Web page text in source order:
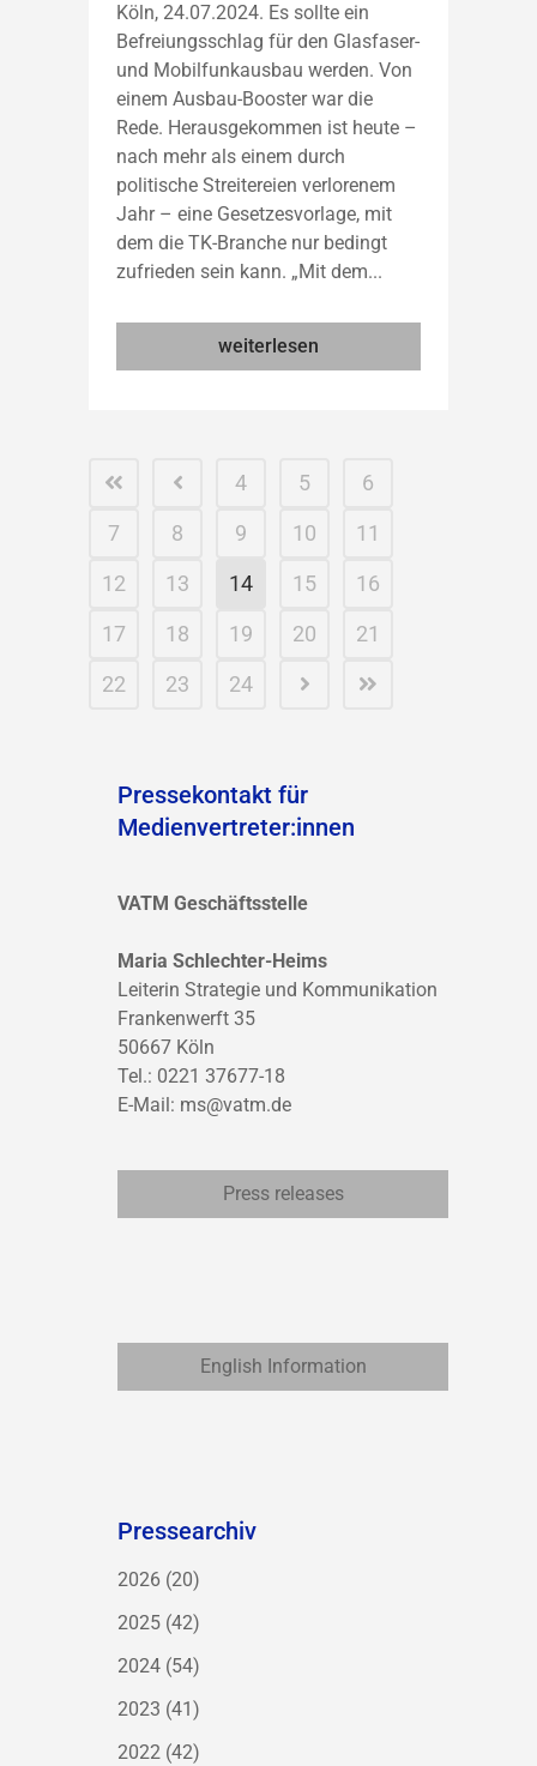
Köln, 24.07.2024. Es sollte ein
Befreiungsschlag für den Glasfaser-
und Mobilfunkausbau werden. Von
einem Ausbau-Booster war die
Rede. Herausgekommen ist heute –
nach mehr als einem durch
politische Streitereien verlorenem
Jahr – eine Gesetzesvorlage, mit
dem die TK-Branche nur bedingt
zufrieden sein kann. „Mit dem...
weiterlesen
4 5
6
7
8 9 10
11
12
13 14 15
16
17
18 19 20
21
22
23 24
Pressekontakt für
Medienvertreter:innen
VATM Geschäftsstelle
Maria Schlechter-Heims
Leiterin Strategie und Kommunikation
Frankenwerft 35
50667 Köln
Tel.: 0221 37677-18
E-Mail: ms@vatm.de
Press releases
English Information
Pressearchiv
2026 (20)
2025 (42)
2024 (54)
2023 (41)
2022 (42)